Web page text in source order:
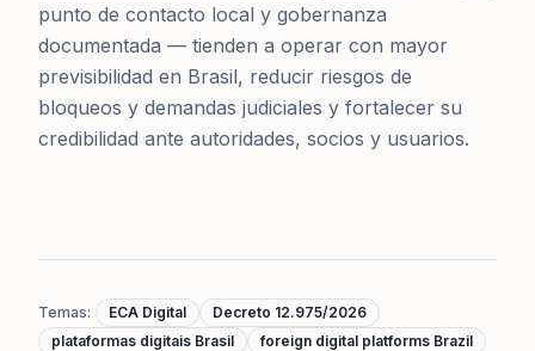
punto de contacto local y gobernanza
documentada — tienden a operar con mayor
previsibilidad en Brasil, reducir riesgos de
bloqueos y demandas judiciales y fortalecer su
credibilidad ante autoridades, socios y usuarios.
Temas: ECA Digital
Decreto 12.975/2026
plataformas digitais Brasil
foreign digital platforms Brazil